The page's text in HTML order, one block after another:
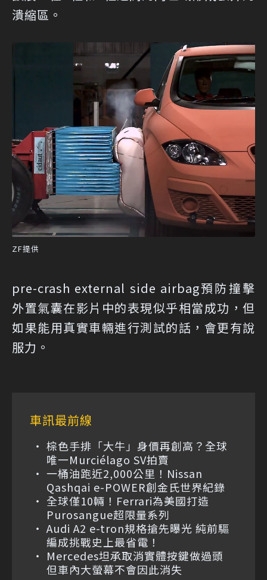
潰縮區。
ZF提供
pre-crash external side airbag預防撞擊
外置氣囊在影片中的表現似乎相當成功，但
如果能用真實車輛進行測試的話，會更有說
服力。
車訊最前線
棕色手排「大牛」身價再創高？全球
唯一Murciélago SV拍賣
一桶油跑近2,000公里！Nissan
Qashqai e-POWER創金氏世界紀錄
全球僅10輛！Ferrari為美國打造
Purosangue超限量系列
Audi A2 e-tron規格搶先曝光 純前驅
編成挑戰史上最省電！
Mercedes坦承取消實體按鍵做過頭
但車內大螢幕不會因此消失